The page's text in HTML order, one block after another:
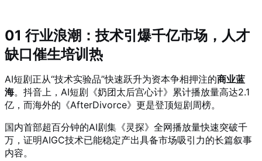
01 行业浪潮：技术引爆千亿市场，人才
缺口催生培训热
AI短剧正从“技术实验品”快速跃升为资本争相押注的商业蓝
海。抖音上，AI短剧《奶团太后宫心计》累计播放量高达2.1
亿，而海外的《AfterDivorce》更是登顶短剧周榜。
国内首部超百分钟的AI剧集《灵探》全网播放量快速突破千
万，证明AIGC技术已能稳定产出具备市场吸引力的长篇叙事
内容。